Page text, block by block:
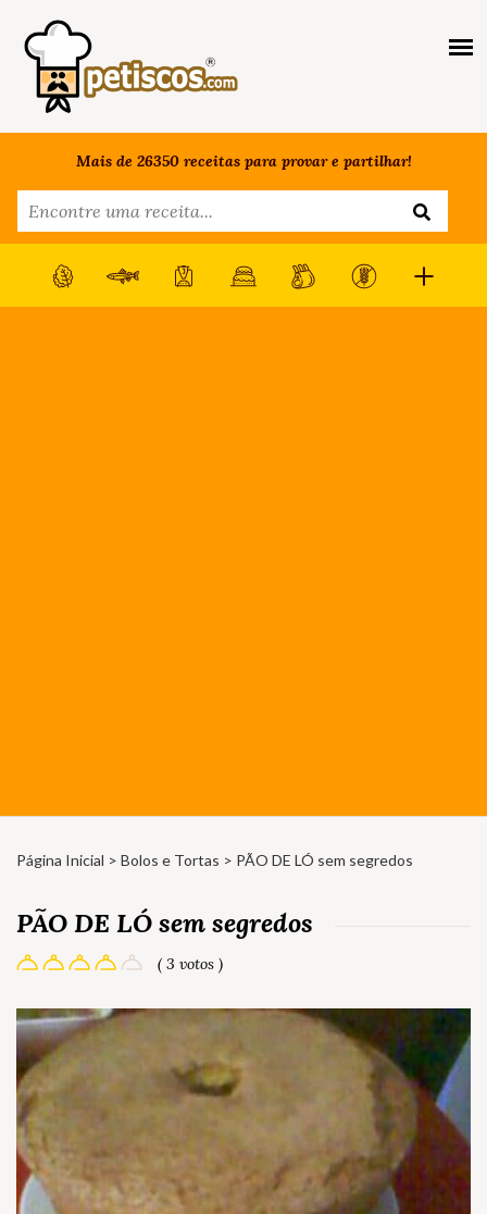
Mais de 26350 receitas para provar e partilhar!
Página Inicial > Bolos e Tortas > PÃO DE LÓ sem segredos
PÃO DE LÓ sem segredos
( 3 votos )